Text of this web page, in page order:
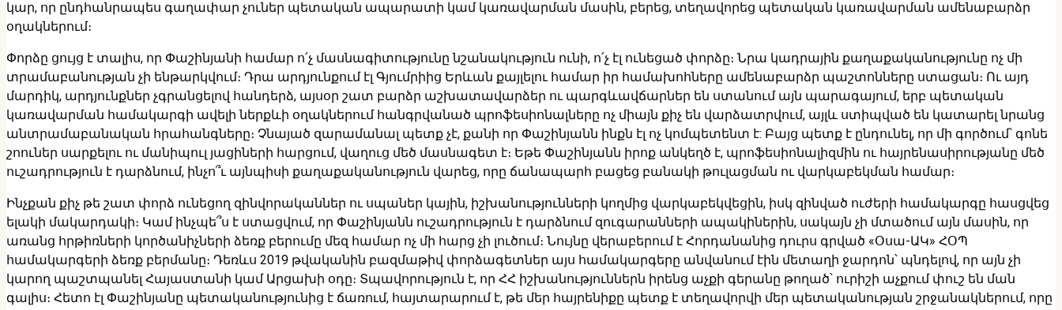
կար, որ ընդհանրապես գաղափար չուներ պետական ապարատի կամ կառավարման մասին, բերեց, տեղավորեց պետական կառավարման ամենաբարձր
օղակներում։
Փորձը ցույց է տալիս, որ Փաշինյանի համար ո՛չ մասնագիտությունը նշանակություն ունի, ո՛չ էլ ունեցած փորձը։ Նրա կադրային քաղաքականությունը ոչ մի
տրամաբանության չի ենթարկվում։ Դրա արդյունքում էլ Գյումրիից Երևան քայլելու համար իր համախոհները ամենաբարձր պաշտոնները ստացան։ Ու այդ
մարդիկ, արդյունքներ չգրանցելով հանդերձ, այսօր շատ բարձր աշխատավարձեր ու պարգևավճարներ են ստանում այն պարագայում, երբ պետական
կառավարման համակարգի ավելի ներքևի օղակներում հանգրվանած պրոֆեսիոնալները ոչ միայն քիչ են վարձատրվում, այլև ստիպված են կատարել նրանց
անտրամաբանական հրահանգները։ Չնայած զարամանալ պետք չէ, քանի որ Փաշինյանն ինքն էլ ոչ կոմպետենտ է: Բայց պետք է ընդունել, որ մի գործում՝ գոնե
շոուներ սարքելու ու մանիպուլ յացիների հարցում, վաղուց մեծ մասնագետ է։ Եթե Փաշինյանն իրոք անկեղծ է, պրոֆեսիոնալիզմին ու հայրենասիրությանը մեծ
ուշադրություն է դարձնում, ինչո՞ւ այնպիսի քաղաքականություն վարեց, որը ճանապարհ բացեց բանակի թուլացման ու վարկաբեկման համար։
Ինչքան քիչ թե շատ փորձ ունեցող զինվորականներ ու սպաներ կային, իշխանությունների կողմից վարկաբեկվեցին, իսկ զինված ուժերի համակարգը հասցվեց
ելակի մակարդակի։ Կամ ինչպե՞ս է ստացվում, որ Փաշինյանն ուշադրություն է դարձնում զուգարանների ապակիներին, սակայն չի մտածում այն մասին, որ
առանց հրթիռների կործանիչների ձեռք բերումը մեզ համար ոչ մի հարց չի լուծում։ Նույնը վերաբերում է Հորդանանից դուրս գրված «Օսա-ԱԿ» ՀՕՊ
համակարգերի ձեռք բերմանը։ Դեռևս 2019 թվականին բազմաթիվ փորձագետներ այս համակարգերը անվանում էին մետաղի ջարդոն՝ պնդելով, որ այն չի
կարող պաշտպանել Հայաստանի կամ Արցախի օդը։ Տպավորություն է, որ ՀՀ իշխանություններն իրենց աչքի գերանը թողած՝ ուրիշի աչքում փուշ են ման
գալիս։ Հետո էլ Փաշինյանը պետականությունից է ճառում, հայտարարում է, թե մեր հայրենիքը պետք է տեղավորվի մեր պետականության շրջանակներում, որը